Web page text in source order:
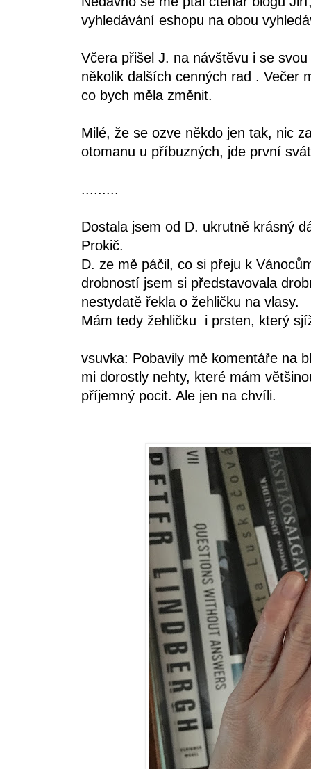
vyhledávání eshopu na obou
Včera přišel J. na návštěvu i se
několik dalších cenných rad . Večer
co bych měla změnit.
Milé, že se ozve někdo jen tak, nic
otomanu u příbuzných, jde první
.........
Dostala jsem od D. ukrutně krásný
Prokič.
D. ze mě páčil, co si přeju k
drobností jsem si představovala
nestydatě řekla o žehličku na vlasy.
Mám tedy žehličku i prsten, který
vsuvka: Pobavily mě komentáře na
mi dorostly nehty, které mám
příjemný pocit. Ale jen na chvíli.